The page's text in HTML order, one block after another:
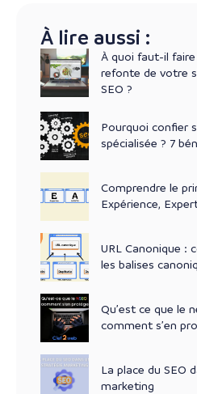
À lire aussi :
À quoi faut-il
refonte de votre
SEO ?
Pourquoi confier
spécialisée ? 7
Comprendre le
Expérience,
URL Canonique :
les balises
Qu’est ce que le
comment s’en
La place du SEO
marketing